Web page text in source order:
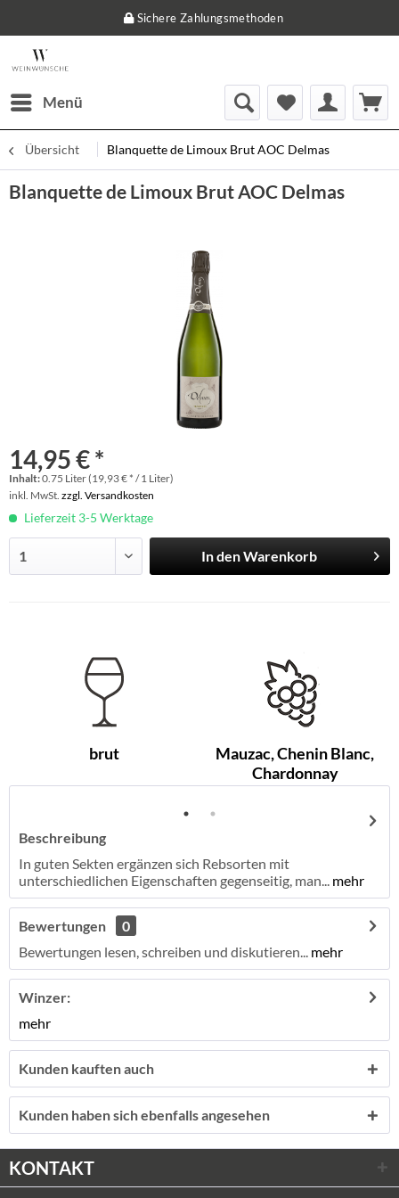
Sichere Zahlungsmethoden
Menü
Übersicht Blanquette de Limoux Brut AOC Delmas
Blanquette de Limoux Brut AOC Delmas
14,95 € *
Inhalt:0.75 Liter (19,93 € * / 1 Liter)
inkl. MwSt. zzgl. Versandkosten
Lieferzeit 3-5 Werktage
In denWarenkorb
brut
Mauzac, Chenin Blanc,
Chardonnay
Beschreibung
In guten Sekten ergänzen sich Rebsorten mit
unterschiedlichen Eigenschaften gegenseitig, man... mehr
Bewertungen
0
Bewertungen lesen, schreiben und diskutieren... mehr
Winzer:
mehr
Kunden kauften auch
Kunden haben sich ebenfalls angesehen
KONTAKT